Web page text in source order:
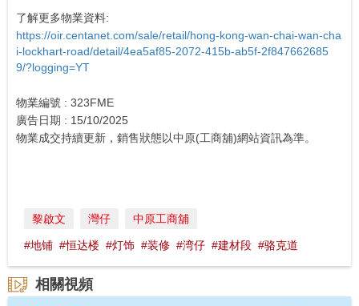
了解更多物業資料:
https://oir.centanet.com/sale/retail/hong-kong-wan-chai-wan-cha
i-lockhart-road/detail/4ea5af85-2072-415b-ab5f-2f847662685
9/?logging=YT
物業編號 : 323FME
廣告日期 : 15/10/2025
物業成交持續更新，銷售狀態以中原(工商舖)網站資訊為準。
黎啟文 灣仔 中原工商舖
#地铺 #恒达楼 #灯饰 #装修 #湾仔 #建材段 #骆克道
相關視頻